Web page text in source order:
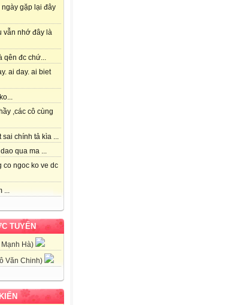
ngày gặp lại đây
vẫn nhớ đây là
qên đc chứ...
ai day. ai biet
,các cô cùng
sai chính tả kìa ...
qua ma ...
co ngoc ko ve dc
...
TUYẾN
Hà)
Văn Chinh)